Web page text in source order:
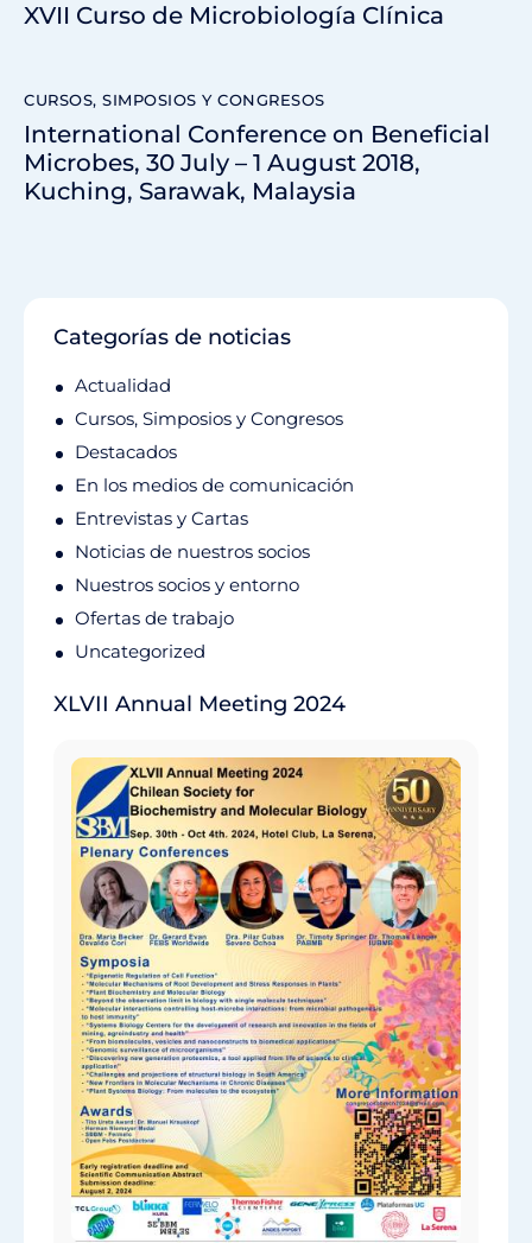
XVII Curso de Microbiología Clínica
CURSOS, SIMPOSIOS Y CONGRESOS
International Conference on Beneficial
Microbes, 30 July – 1 August 2018,
Kuching, Sarawak, Malaysia
Categorías de noticias
Actualidad
Cursos, Simposios y Congresos
Destacados
En los medios de comunicación
Entrevistas y Cartas
Noticias de nuestros socios
Nuestros socios y entorno
Ofertas de trabajo
Uncategorized
XLVII Annual Meeting 2024